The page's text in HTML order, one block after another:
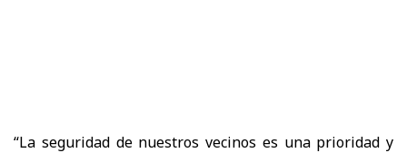
“La seguridad de nuestros vecinos es una prioridad y